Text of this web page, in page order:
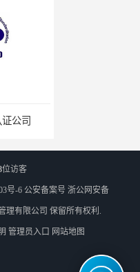
无锡ISO认证机构
位访客
号-6 公安备案号 浙公网安备
理有限公司 保留所有权利.
管理员入口 网站地图